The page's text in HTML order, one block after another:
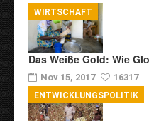
Das Weiße Gold: Wie
Nov 15, 2017 16317
WIRTSCHAFT
ENTWICKLUNGSPOLITIK